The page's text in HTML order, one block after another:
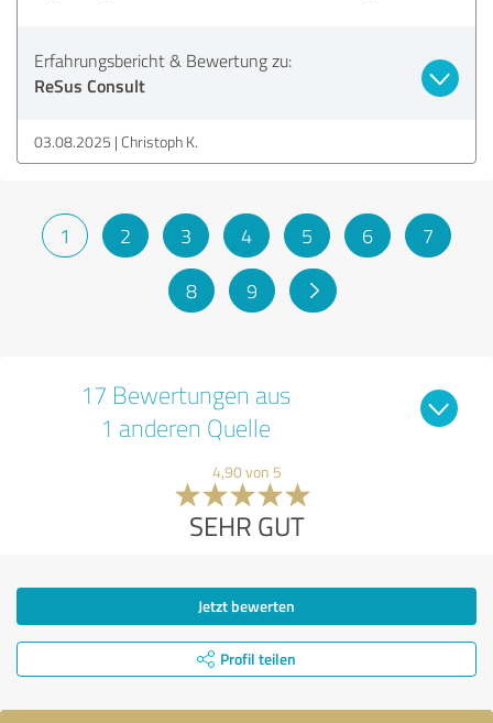
Erfahrungsbericht & Bewertung zu:
ReSus Consult
03.08.2025 Christoph K.
1 2 3 4 5 6 7
8 9
17 Bewertungen aus
1 anderen Quelle
4,90 von 5
SEHR GUT
Jetzt bewerten
Profil teilen